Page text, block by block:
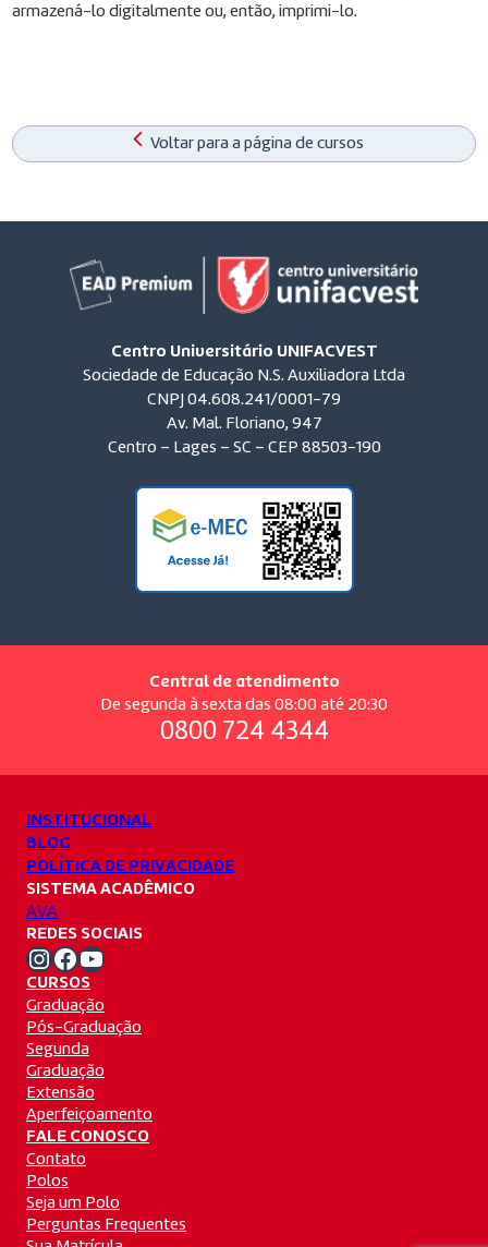
armazená-lo digitalmente ou, então, imprimi-lo.
Voltar para a página de cursos
Centro Universitário UNIFACVEST
Sociedade de Educação N.S. Auxiliadora Ltda
CNPJ 04.608.241/0001-79
Av. Mal. Floriano, 947
Centro – Lages – SC – CEP 88503-190
Central de atendimento
De segunda à sexta das 08:00 até 20:30
0800 724 4344
INSTITUCIONAL
BLOG
POLÍTICA DE PRIVACIDADE
SISTEMA ACADÊMICO
AVA
REDES SOCIAIS
Instagram Unifacvest Facebook Unifacvest Youtube Unifacvest
CURSOS
Graduação
Pós-Graduação
Segunda
Graduação
Extensão
Aperfeiçoamento
FALE CONOSCO
Contato
Polos
Seja um Polo
Perguntas Frequentes